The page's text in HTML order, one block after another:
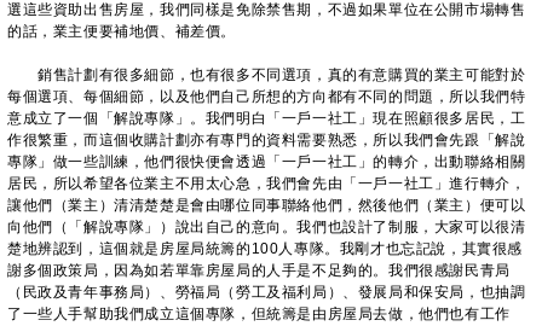
選這些資助出售房屋，我們同樣是免除禁售期，不過如果單位在公開市場轉售
的話，業主便要補地價、補差價。
銷售計劃有很多細節，也有很多不同選項，真的有意購買的業主可能對於
每個選項、每個細節，以及他們自己所想的方向都有不同的問題，所以我們特
意成立了一個「解說專隊」。我們明白「一戶一社工」現在照顧很多居民，工
作很繁重，而這個收購計劃亦有專門的資料需要熟悉，所以我們會先跟「解說
專隊」做一些訓練，他們很快便會透過「一戶一社工」的轉介，出動聯絡相關
居民，所以希望各位業主不用太心急，我們會先由「一戶一社工」進行轉介，
讓他們（業主）清清楚楚是會由哪位同事聯絡他們，然後他們（業主）便可以
向他們（「解說專隊」）說出自己的意向。我們也設計了制服，大家可以很清
楚地辨認到，這個就是房屋局統籌的100人專隊。我剛才也忘記說，其實很感
謝多個政策局，因為如若單靠房屋局的人手是不足夠的。我們很感謝民青局
（民政及青年事務局）、勞福局（勞工及福利局）、發展局和保安局，也抽調
了一些人手幫助我們成立這個專隊，但統籌是由房屋局去做，他們也有工作